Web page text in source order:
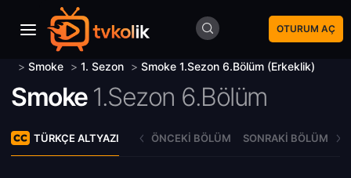
OTURUM AÇ
> Smoke > 1. Sezon > Smoke 1.Sezon 6.Bölüm (Erkeklik)
Smoke 1.Sezon 6.Bölüm
TÜRKÇE ALTYAZI ÖNCEKI BÖLÜM SONRAKI BÖLÜM